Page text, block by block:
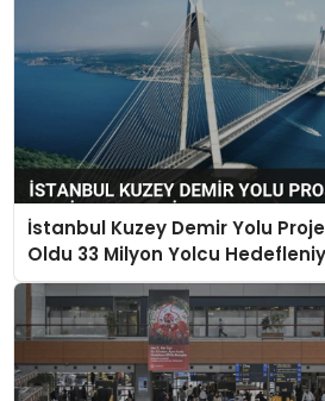
İstanbul Kuzey Demir Yolu
Oldu 33 Milyon Yolcu